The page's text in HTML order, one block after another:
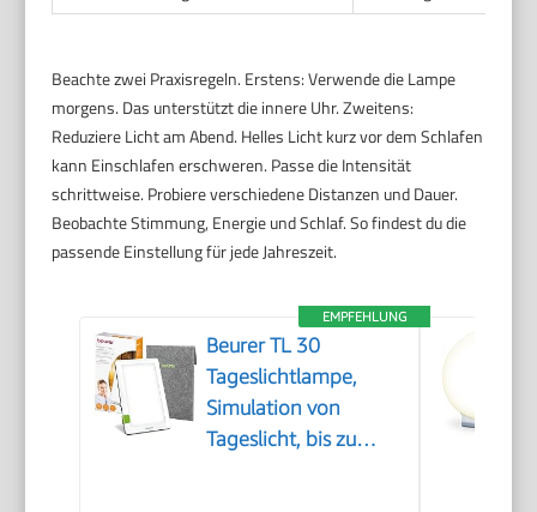
Beachte zwei Praxisregeln. Erstens: Verwende die Lampe
morgens. Das unterstützt die innere Uhr. Zweitens:
Reduziere Licht am Abend. Helles Licht kurz vor dem Schlafen
kann Einschlafen erschweren. Passe die Intensität
schrittweise. Probiere verschiedene Distanzen und Dauer.
Beobachte Stimmung, Energie und Schlaf. So findest du die
passende Einstellung für jede Jahreszeit.
EMPFEHLUNG
Beurer TL 30
Tageslichtlampe,
Simulation von
Tageslicht, bis zu